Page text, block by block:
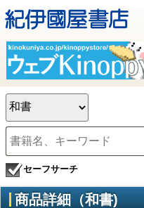
セーフサーチ
商品詳細（和書)